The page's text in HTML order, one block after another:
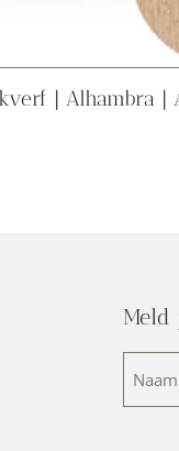
| Alhambra |
Meld
(Vereist)